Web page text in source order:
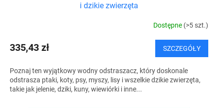
i dzikie zwierzęta
Dostępne (>5 szt.)
335,43 zł SZCZEGÓŁY
Poznaj ten wyjątkowy wodny odstraszacz, który doskonale
odstrasza ptaki, koty, psy, myszy, lisy i wszelkie dzikie zwierzęta,
takie jak jelenie, dziki, kuny, wiewiórki i inne...